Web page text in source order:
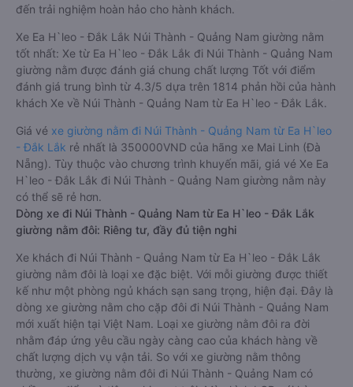
đến trải nghiệm hoàn hảo cho hành khách.
Xe Ea H`leo - Đắk Lắk Núi Thành - Quảng Nam giường nằm
tốt nhất: Xe từ Ea H`leo - Đắk Lắk đi Núi Thành - Quảng Nam
giường nằm được đánh giá chung chất lượng Tốt với điểm
đánh giá trung bình từ 4.3/5 dựa trên 1814 phản hồi của hành
khách Xe về Núi Thành - Quảng Nam từ Ea H`leo - Đắk Lắk.
Giá vé xe giường nằm đi Núi Thành - Quảng Nam từ Ea H`leo
- Đắk Lắk rẻ nhất là 350000VND của hãng xe Mai Linh (Đà
Nẵng). Tùy thuộc vào chương trình khuyến mãi, giá vé Xe Ea
H`leo - Đắk Lắk đi Núi Thành - Quảng Nam giường nằm này
có thể sẽ rẻ hơn.
Dòng xe đi Núi Thành - Quảng Nam từ Ea H`leo - Đắk Lắk
giường nằm đôi: Riêng tư, đầy đủ tiện nghi
Xe khách đi Núi Thành - Quảng Nam từ Ea H`leo - Đắk Lắk
giường nằm đôi là loại xe đặc biệt. Với mỗi giường được thiết
kế như một phòng ngủ khách sạn sang trọng, hiện đại. Đây là
dòng xe giường nằm cho cặp đôi đi Núi Thành - Quảng Nam
mới xuất hiện tại Việt Nam. Loại xe giường nằm đôi ra đời
nhằm đáp ứng yêu cầu ngày càng cao của khách hàng về
chất lượng dịch vụ vận tải. So với xe giường nằm thông
thường, xe giường nằm đôi đi Núi Thành - Quảng Nam có